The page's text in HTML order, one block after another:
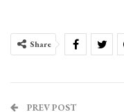
Share
PREV POST